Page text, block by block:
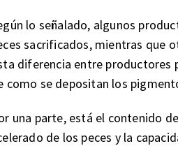
lo señalado, algunos
sacrificados, mientras que
diferencia entre productores
como se depositan los
una parte, está el contenido
de los peces y la